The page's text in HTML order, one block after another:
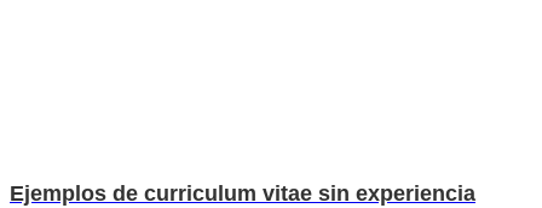
Ejemplos de curriculum vitae sin experiencia